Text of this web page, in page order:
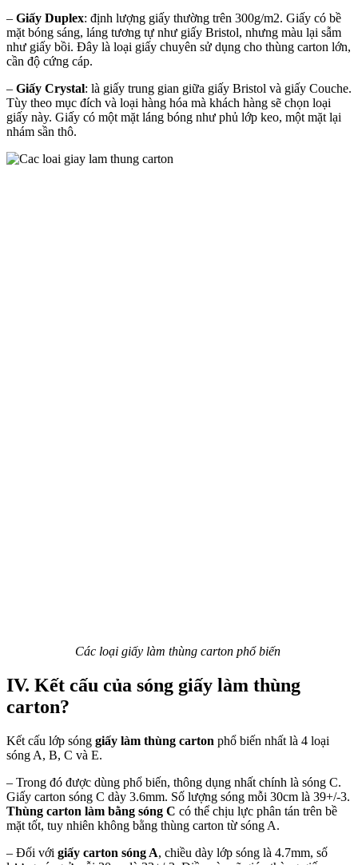
– Giấy Duplex: định lượng giấy thường trên 300g/m2. Giấy có bề
mặt bóng sáng, láng tương tự như giấy Bristol, nhưng màu lại sẫm
như giấy bồi. Đây là loại giấy chuyên sử dụng cho thùng carton lớn,
cần độ cứng cáp.
– Giấy Crystal: là giấy trung gian giữa giấy Bristol và giấy Couche.
Tùy theo mục đích và loại hàng hóa mà khách hàng sẽ chọn loại
giấy này. Giấy có một mặt láng bóng như phủ lớp keo, một mặt lại
nhám sần thô.
Các loại giấy làm thùng carton phổ biến
IV. Kết cấu của sóng giấy làm thùng
carton?
Kết cấu lớp sóng giấy làm thùng carton phổ biến nhất là 4 loại
sóng A, B, C và E.
– Trong đó được dùng phổ biến, thông dụng nhất chính là sóng C.
Giấy carton sóng C dày 3.6mm. Số lượng sóng mỗi 30cm là 39+/-3.
Thùng carton làm bằng sóng C có thể chịu lực phân tán trên bề
mặt tốt, tuy nhiên không bằng thùng carton từ sóng A.
– Đối với giấy carton sóng A, chiều dày lớp sóng là 4.7mm, số